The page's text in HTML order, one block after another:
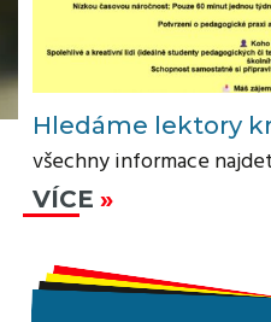
Hledáme lektory
všechny informace
VÍCE